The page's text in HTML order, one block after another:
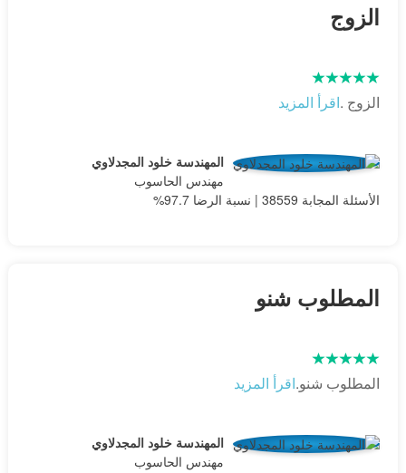
الزوج
الزوج .اقرأ المزيد
المهندسة خلود المجدلاوي
مهندس الحاسوب
الأسئلة المجابة 38559 | نسبة الرضا 97.7%
المطلوب شنو
المطلوب شنو.اقرأ المزيد
المهندسة خلود المجدلاوي
مهندس الحاسوب